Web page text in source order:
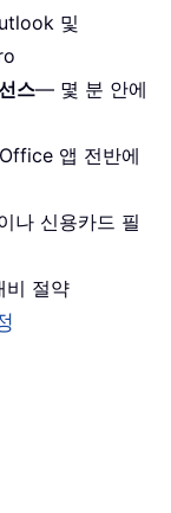
및
스— 몇 분 안에
앱 전반에
나 신용카드 필
절약